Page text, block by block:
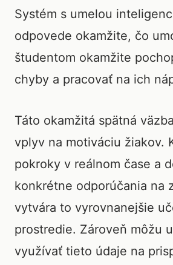
Systém s umelou
odpovede okamžite, čo
študentom okamžite
chyby a pracovať na ich
Táto okamžitá spätná
vplyv na motiváciu žiakov.
pokroky v reálnom čase a
konkrétne odporúčania na
vytvára to vyrovnanejšie
prostredie. Zároveň môžu
využívať tieto údaje na